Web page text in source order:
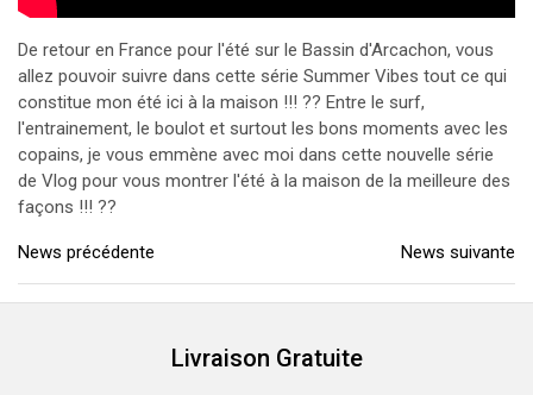
De retour en France pour l'été sur le Bassin d'Arcachon, vous
allez pouvoir suivre dans cette série Summer Vibes tout ce qui
constitue mon été ici à la maison !!! ?? Entre le surf,
l'entrainement, le boulot et surtout les bons moments avec les
copains, je vous emmène avec moi dans cette nouvelle série
de Vlog pour vous montrer l'été à la maison de la meilleure des
façons !!! ??
News précédente News suivante
Livraison Gratuite